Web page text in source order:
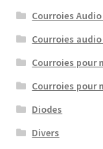
Courroies
Courroies
Courroies pour
Courroies pour
Diodes
Divers